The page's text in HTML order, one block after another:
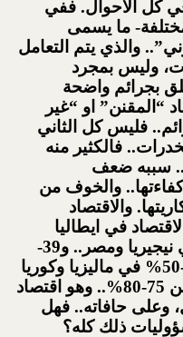
كل الاحوال. ففي
ما يسمى
والذي يتم التعامل
وليس بمجرد
بجرائم واضحة
“المقنن” او “غير
فليس كل الثاني
فالكثير منه
سببه ضعف
والخوف من
والاقتصاد
24-30% من الاقتصاد في ايطاليا
واليونان واسبانيا.. و68-76% في نيجيريا ومصر.. و39-
49% في تونس والمغرب.. و38-50% في ماليزيا وكوريا
الجنوبية.. ولن يقل في العراق عن 75-80%.. وهو اقتصاد
وعلى حافاته.. فهل
ذلك كله؟